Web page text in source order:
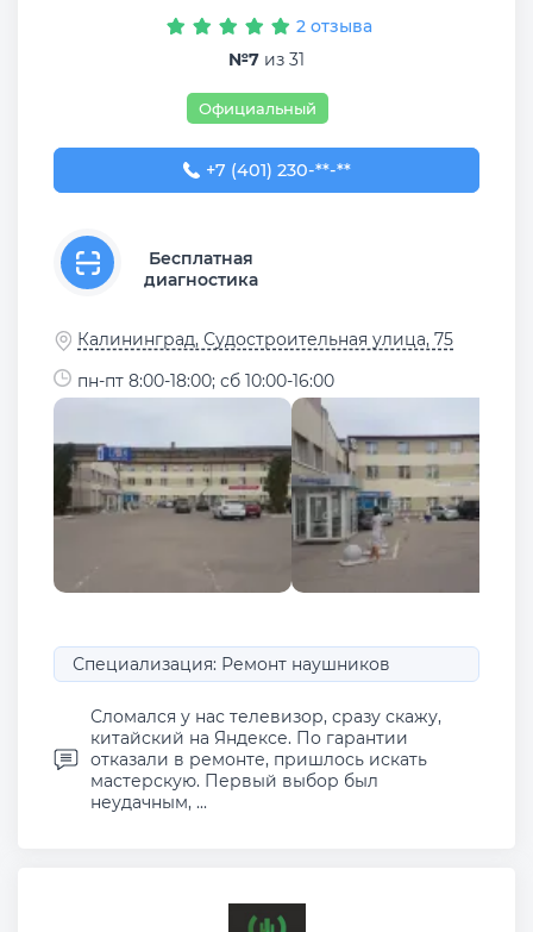
2 отзыва
№7 из 31
Официальный
+7 (401) 230-38-00
+7 (401) 230-**-**
Бесплатная
диагностика
Калининград, Судостроительная улица, 75
пн-пт 8:00-18:00; сб 10:00-16:00
Специализация: Ремонт наушников
Сломался у нас телевизор, сразу скажу,
китайский на Яндексе. По гарантии
отказали в ремонте, пришлось искать
мастерскую. Первый выбор был
неудачным, ...